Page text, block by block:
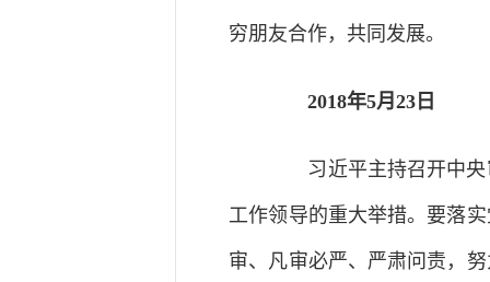
穷朋友合作，共同发展。
2018年5月23日
习近平主持召开中央
工作领导的重大举措。要落
审、凡审必严、严肃问责，